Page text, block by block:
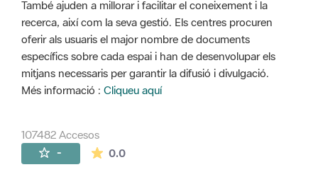
També ajuden a millorar i facilitar el coneixement i la
recerca, així com la seva gestió. Els centres procuren
oferir als usuaris el major nombre de documents
específics sobre cada espai i han de desenvolupar els
mitjans necessaris per garantir la difusió i divulgació.
Més informació : Cliqueu aquí
107482 Accesos
- 0.0La valoración media es de 0 estrellas de